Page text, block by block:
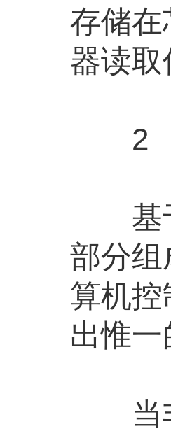
存储
器读
2 系
基于
部分
算机
出惟
当非